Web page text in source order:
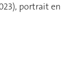
portrait en